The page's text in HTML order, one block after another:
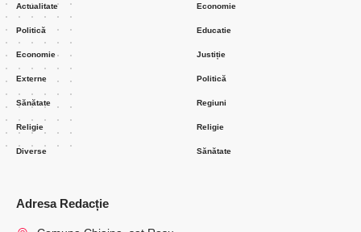
Actualitate
Politică
Economie
Externe
Sănătate
Religie
Diverse
Economie
Educatie
Justiție
Politică
Regiuni
Religie
Sănătate
Adresa Redacție